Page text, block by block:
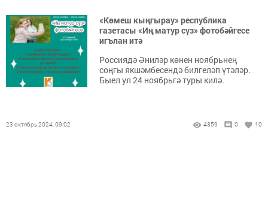
«Көмеш кыңгырау» республика
газетасы «Иң матур сүз» фотобәйгесе
игълан итә
Россиядә Әниләр көнен ноябрьнең
соңгы якшәмбесендә билгеләп үтәләр.
Быел ул 24 ноябрьгә туры килә.
23 октябрь 2024, 09:02 4359 0 10